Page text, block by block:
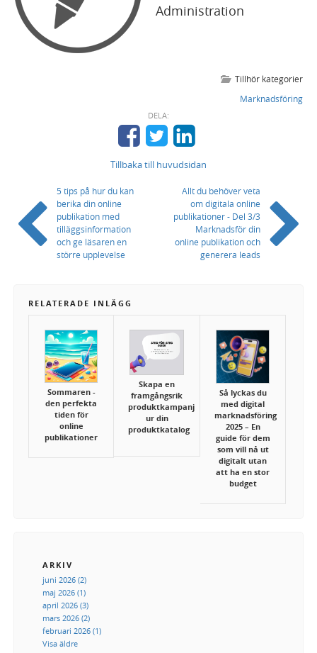
Administration
Tillhör kategorier
Marknadsföring
DELA:
Tillbaka till huvudsidan
5 tips på hur du kan
berika din online
publikation med
tilläggsinformation
och ge läsaren en
större upplevelse
Allt du behöver veta
om digitala online
publikationer - Del 3/3
Marknadsför din
online publikation och
generera leads
RELATERADE INLÄGG
Sommaren -
den perfekta
tiden för
online
publikationer
Skapa en
framgångsrik
produktkampanj
ur din
produktkatalog
Så lyckas du
med digital
marknadsföring
2025 – En
guide för dem
som vill nå ut
digitalt utan
att ha en stor
budget
ARKIV
juni 2026 (2)
maj 2026 (1)
april 2026 (3)
mars 2026 (2)
februari 2026 (1)
Visa äldre